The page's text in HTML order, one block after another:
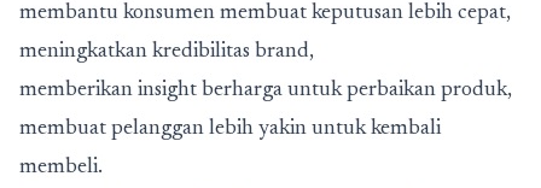
membantu konsumen membuat keputusan lebih cepat,
meningkatkan kredibilitas brand,
memberikan insight berharga untuk perbaikan produk,
membuat pelanggan lebih yakin untuk kembali
membeli.